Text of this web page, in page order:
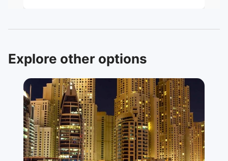
Explore other options